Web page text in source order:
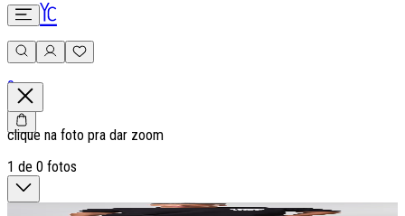
0
clique na foto pra dar zoom
1 de 0 fotos